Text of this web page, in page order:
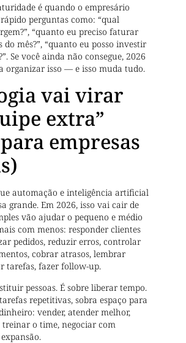
é quando o empresário
perguntas como: “qual
“quanto eu preciso faturar
mês?”, “quanto eu posso investir
Se você ainda não consegue, 2026
organizar isso — e isso muda tudo.
vai virar
extra”
empresas
automação e inteligência artificial
grande. Em 2026, isso vai cair de
vão ajudar o pequeno e médio
com menos: responder clientes
pedidos, reduzir erros, controlar
cobrar atrasos, lembrar
tarefas, fazer follow-up.
pessoas. É sobre liberar tempo.
repetitivas, sobra espaço para
vender, atender melhor,
o time, negociar com